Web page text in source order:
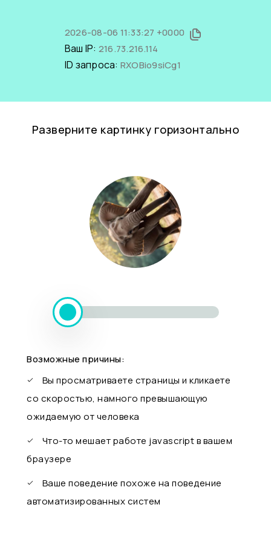
2026-08-06 11:33:27 +0000
Ваш IP: 216.73.216.114
ID запроса: RXOBio9siCg1
Разверните картинку горизонтально
Возможные причины:
Вы просматриваете страницы и кликаете
со скоростью, намного превышающую
ожидаемую от человека
Что-то мешает работе javascript в вашем
браузере
Ваше поведение похоже на поведение
автоматизированных систем